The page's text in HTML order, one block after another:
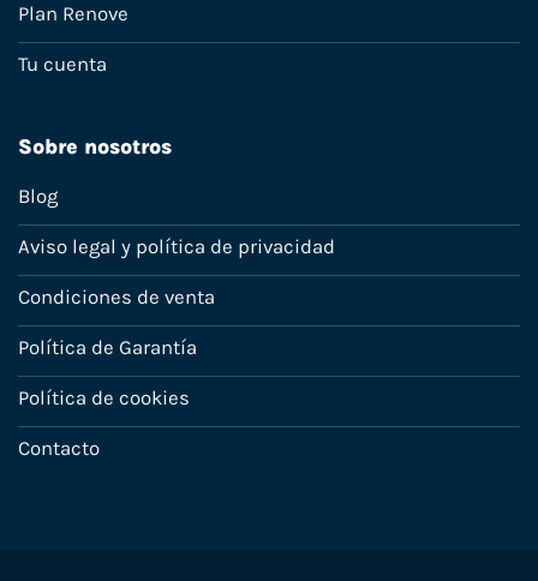
Plan Renove
Tu cuenta
Sobre nosotros
Blog
Aviso legal y política de privacidad
Condiciones de venta
Política de Garantía
Política de cookies
Contacto